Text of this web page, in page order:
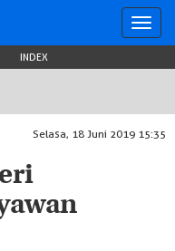
INDEX
Selasa, 18 Juni 2019 15:35